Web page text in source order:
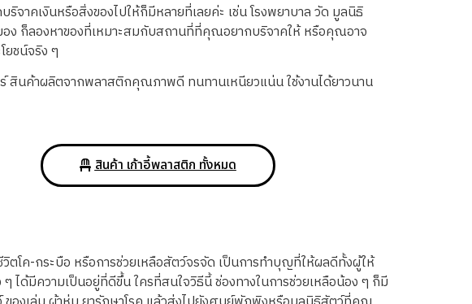
าคเงินหรือสิ่งของไปให้ก็มีหลายที่เลยค่ะ เช่น โรงพยาบาล วัด มูลนิธิ
อง ก็ลองหาของที่เหมาะสมกับสถานที่ที่คุณอยากบริจาคให้ หรือคุณอาจ
ยชน์จริง ๆ
สินค้าผลิตจากพลาสติกคุณภาพดี ทนทานเหนียวแน่น ใช้งานได้ยาวนาน
สินค้า เก้าอี้พลาสติก ทั้งหมด
ตโค-กระบือ หรือการช่วยเหลือสัตว์จรจัด เป็นการทำบุญที่ให้ผลดีทั้งผู้ให้
ได้มีความเป็นอยู่ที่ดีขึ้น ใครที่สนใจวิธีนี้ ช่องทางในการช่วยเหลือน้อง ๆ ก็มี